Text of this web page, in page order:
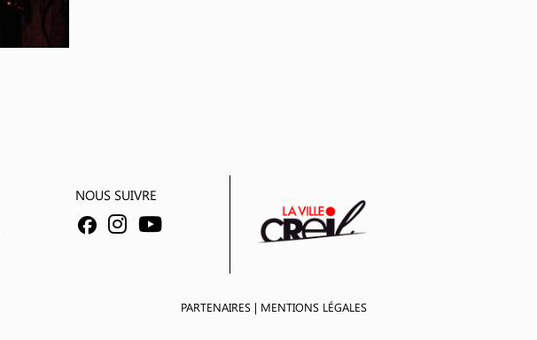
NOUS SUIVRE
PARTENAIRES | MENTIONS LÉGALES